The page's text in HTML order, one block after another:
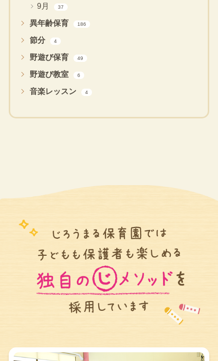
9月 37
異年齢保育 186
節分 4
野遊び保育 49
野遊び教室 6
音楽レッスン 4